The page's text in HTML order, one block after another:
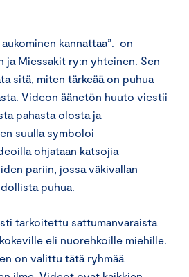
kannattaa”. on
ja Miessakit ry:n yhteinen. Sen
sitä, miten tärkeää on puhua
Videon äänetön huuto viestii
pahasta olosta ja
suulla symboloi
ohjataan katsojia
pariin, jossa väkivallan
puhua.
tarkoitettu sattumanvaraista
eli nuorehkoille miehille.
on valittu tätä ryhmää